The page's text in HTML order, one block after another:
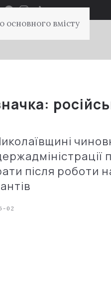
основного вмісту
після роботи
02